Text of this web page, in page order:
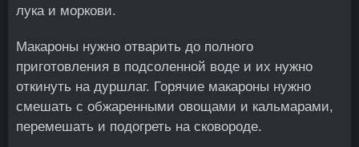
лука и моркови.
Макароны нужно отварить до полного
приготовления в подсоленной воде и их нужно
откинуть на дуршлаг. Горячие макароны нужно
смешать с обжаренными овощами и кальмарами,
перемешать и подогреть на сковороде.